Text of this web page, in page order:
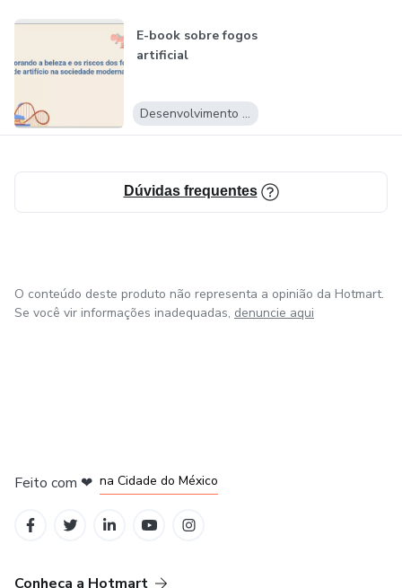
E-book sobre fogos
artificial
Desenvolvimento Pessoal
Dúvidas frequentes
O conteúdo deste produto não representa a opinião da Hotmart.
Se você vir informações inadequadas, denuncie aqui
Feito com ❤ na Cidade do México
Conheça a Hotmart